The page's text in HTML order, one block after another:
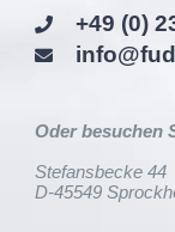
+49 (0)
Oder besuchen
Stefansbecke 44
D-45549